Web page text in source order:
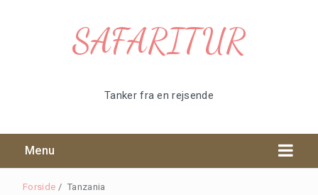
SAFARITUR
Tanker fra en rejsende
Menu
Forside / Tanzania